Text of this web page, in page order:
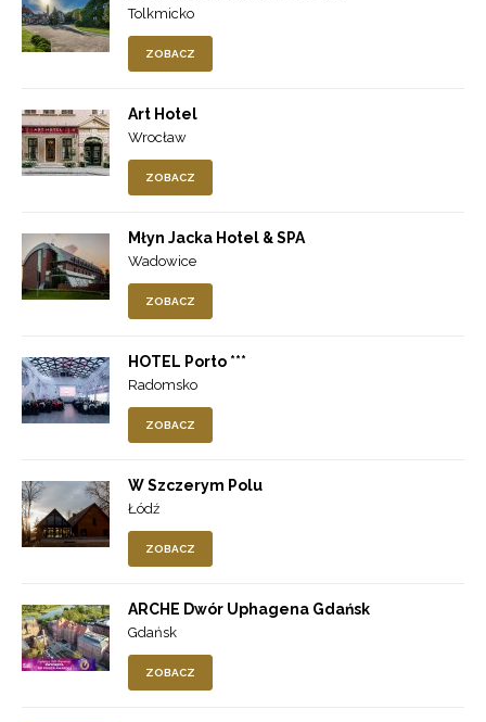
Tolkmicko
ZOBACZ
Art Hotel
Wrocław
ZOBACZ
Młyn Jacka Hotel & SPA
Wadowice
ZOBACZ
HOTEL Porto ***
Radomsko
ZOBACZ
W Szczerym Polu
Łódź
ZOBACZ
ARCHE Dwór Uphagena Gdańsk
Gdańsk
ZOBACZ